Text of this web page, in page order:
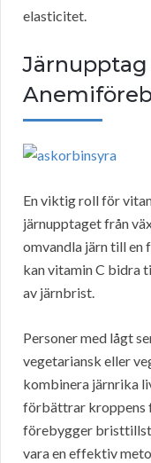
elasticitet.
Järnupptag
En viktig roll för
järnupptaget från
omvandla järn till en
kan vitamin C bidra
av järnbrist.
Personer med lågt
vegetariansk eller
kombinera järnrika
förbättrar kroppens
förebygger
vara en effektiv